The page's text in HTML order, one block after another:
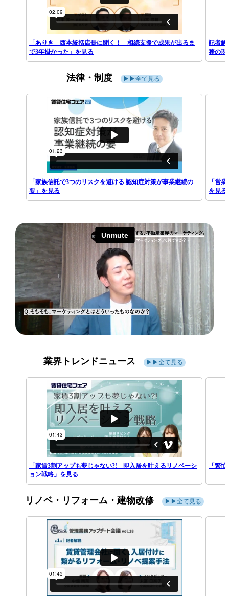
「ありき 西本統括店長に聞く！ 相続支援で成果が出るま
で3年掛かった」を見る
記者解
務の現
法律・制度 ▶▶全て見る
「家族信託で3つのリスクを避ける 認知症対策が事業継続の
要」を見る
「営
を見る
業界トレンドニュース ▶▶全て見る
「家賃3割アップも夢じゃない?! 即入居を叶えるリノベーシ
ョン戦略」を見る
「繁
リノベ・リフォーム・建物改修 ▶▶全て見る